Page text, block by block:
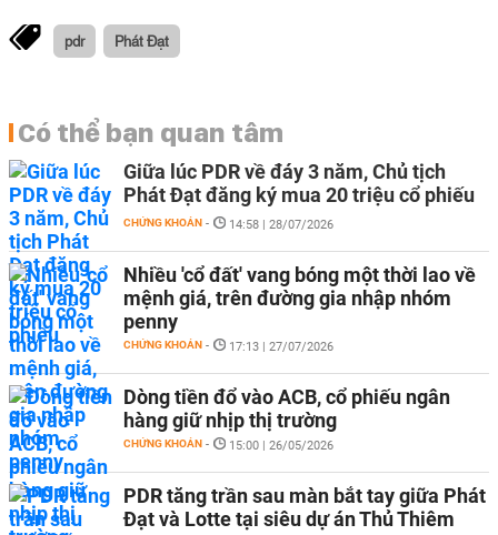
pdr Phát Đạt
Có thể bạn quan tâm
Giữa lúc PDR về đáy 3 năm, Chủ tịch
Phát Đạt đăng ký mua 20 triệu cổ phiếu
CHỨNG KHOÁN - 14:58 | 28/07/2026
Nhiều 'cổ đất' vang bóng một thời lao về
mệnh giá, trên đường gia nhập nhóm
penny
CHỨNG KHOÁN - 17:13 | 27/07/2026
Dòng tiền đổ vào ACB, cổ phiếu ngân
hàng giữ nhịp thị trường
CHỨNG KHOÁN - 15:00 | 26/05/2026
PDR tăng trần sau màn bắt tay giữa Phát
Đạt và Lotte tại siêu dự án Thủ Thiêm